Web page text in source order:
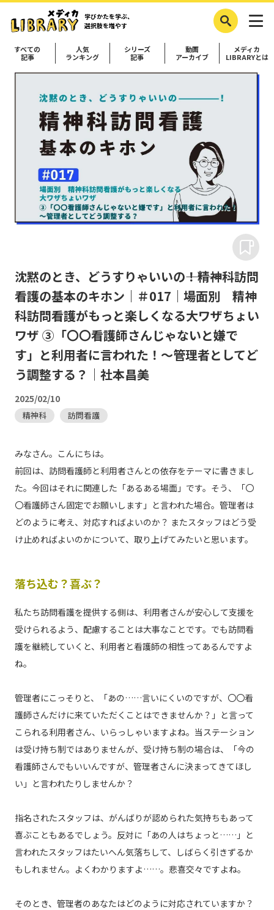
学びかたを学ぶ、
選択肢を増やす
すべての
記事
人気
ランキング
シリーズ
記事
動画
アーカイブ
メディカ
LIBRARYとは
沈黙のとき、どうすりゃいいの―――！精神科訪問
看護の基本のキホン｜＃017｜場面別 精神
科訪問看護がもっと楽しくなる大ワザちょい
ワザ ③「〇〇看護師さんじゃないと嫌で
す」と利用者に言われた！～管理者としてど
う調整する？｜社本昌美
2025/02/10
精神科 訪問看護
みなさん。こんにちは。
前回は、訪問看護師と利用者さんとの依存をテーマに書きまし
た。今回はそれに関連した「あるある場面」です。そう、「〇
〇看護師さん固定でお願いします」と言われた場合。管理者は
どのように考え、対応すればよいのか？ またスタッフはどう受
け止めればよいのかについて、取り上げてみたいと思います。
落ち込む？喜ぶ？
私たち訪問看護を提供する側は、利用者さんが安心して支援を
受けられるよう、配慮することは大事なことです。でも訪問看
護を継続していくと、利用者と看護師の相性ってあるんですよ
ね。
管理者にこっそりと、「あの……言いにくいのですが、〇〇看
護師さんだけに来ていただくことはできませんか？」と言って
こられる利用者さん、いらっしゃいますよね。当ステーション
は受け持ち制ではありませんが、受け持ち制の場合は、「今の
看護師さんでもいいんですが、管理者さんに決まってきてほし
い」と言われたりしませんか？
指名されたスタッフは、がんばりが認められた気持ちもあって
喜ぶこともあるでしょう。反対に「あの人はちょっと……」と
言われたスタッフはたいへん気落ちして、しばらく引きずるか
もしれません。よくわかりますよ……。悲喜交々ですよね。
そのとき、管理者のあなたはどのように対応されていますか？